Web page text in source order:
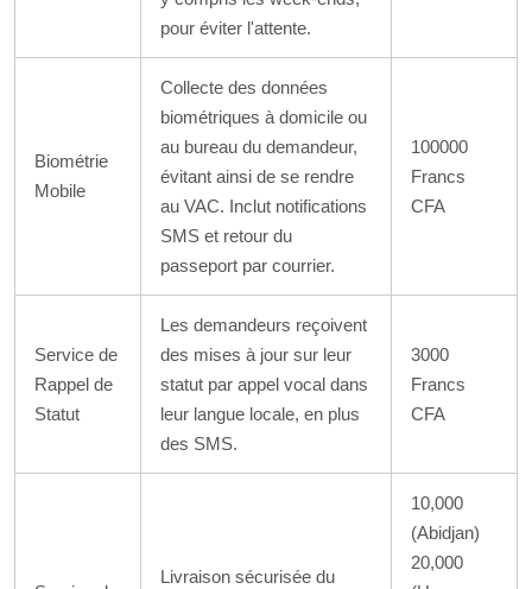
pour éviter l'attente.
Biométrie
Mobile
Collecte des données
biométriques à domicile ou
au bureau du demandeur,
évitant ainsi de se rendre
au VAC. Inclut notifications
SMS et retour du
passeport par courrier.
100000
Francs
CFA
Service de
Rappel de
Statut
Les demandeurs reçoivent
des mises à jour sur leur
statut par appel vocal dans
leur langue locale, en plus
des SMS.
3000
Francs
CFA
Livraison sécurisée du
10,000
(Abidjan)
20,000